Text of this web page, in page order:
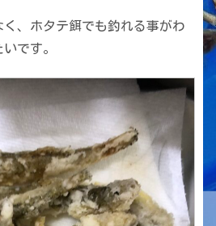
、ホタテ餌でも釣れる事がわ
です。